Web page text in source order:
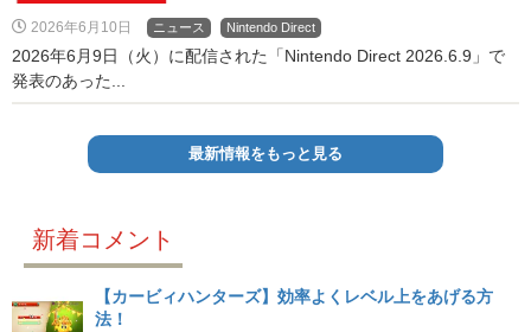
2026年6月10日 ニュース Nintendo Direct
2026年6月9日（火）に配信された「Nintendo Direct 2026.6.9」で
発表のあった...
最新情報をもっと見る
新着コメント
【カービィハンターズ】効率よくレベル上をあげる方
法！